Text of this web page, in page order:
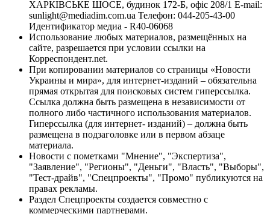
ХАРКІВСЬКЕ ШОСЕ, будинок 172-Б, офіс 208/1 E-mail:
sunlight@mediadim.com.ua Телефон: 044-205-43-00
Идентификатор медиа - R40-06068
Использование любых материалов, размещённых на
сайте, разрешается при условии ссылки на
Корреспондент.net.
При копировании материалов со страницы «Новости
Украины и мира», для интернет-изданий – обязательна
прямая открытая для поисковых систем гиперссылка.
Ссылка должна быть размещена в независимости от
полного либо частичного использования материалов.
Гиперссылка (для интернет- изданий) – должна быть
размещена в подзаголовке или в первом абзаце
материала.
Новости с пометками "Мнение", "Экспертиза",
"Заявление", "Регионы", "Деньги", "Власть", "Выборы",
"Тест-драйв", "Спецпроекты", "Промо" публикуются на
правах рекламы.
Раздел Спецпроекты создается совместно с
коммерческими партнерами.